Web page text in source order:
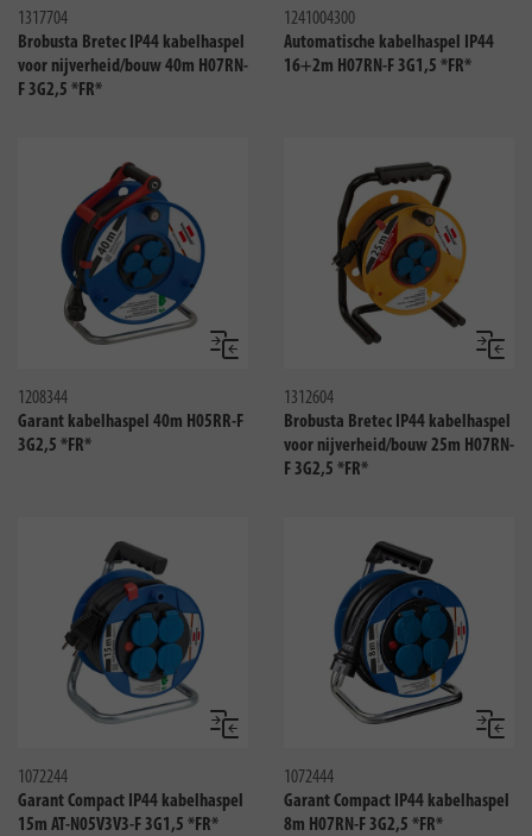
1317704
Brobusta Bretec IP44 kabelhaspel
voor nijverheid/bouw 40m H07RN-
F 3G2,5 *FR*
1241004300
Automatische kabelhaspel IP44
16+2m H07RN-F 3G1,5 *FR*
Vergelijken
1208344
Garant kabelhaspel 40m H05RR-F
3G2,5 *FR*
1312604
Brobusta Bretec IP44 kabelhaspel
voor nijverheid/bouw 25m H07RN-
F 3G2,5 *FR*
Vergelijken
1072244
Garant Compact IP44 kabelhaspel
15m AT-N05V3V3-F 3G1,5 *FR*
1072444
Garant Compact IP44 kabelhaspel
8m H07RN-F 3G2,5 *FR*